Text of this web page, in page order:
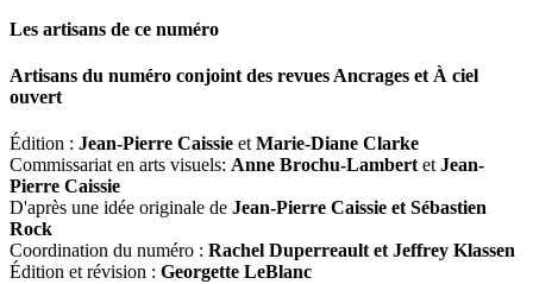
Les artisans de ce numéro
Artisans du numéro conjoint des revues Ancrages et À ciel
ouvert
Édition : Jean-Pierre Caissie et Marie-Diane Clarke
Commissariat en arts visuels: Anne Brochu-Lambert et Jean-
Pierre Caissie
D'après une idée originale de Jean-Pierre Caissie et Sébastien
Rock
Coordination du numéro : Rachel Duperreault et Jeffrey Klassen
Édition et révision : Georgette LeBlanc